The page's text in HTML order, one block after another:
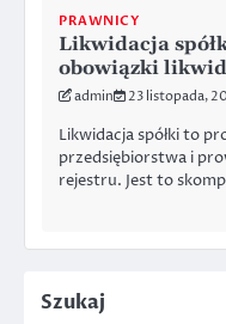
PRAWNICY
Likwidacja
obowiązki
admin 23 listopada,
Likwidacja spółki to
przedsiębiorstwa i
rejestru. Jest to
Szukaj